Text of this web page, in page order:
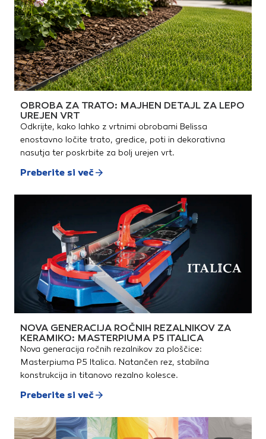
OBROBA ZA TRATO: MAJHEN DETAJL ZA LEPO
UREJEN VRT
Odkrijte, kako lahko z vrtnimi obrobami Belissa
enostavno ločite trato, gredice, poti in dekorativna
nasutja ter poskrbite za bolj urejen vrt.
Preberite si več
NOVA GENERACIJA ROČNIH REZALNIKOV ZA
KERAMIKO: MASTERPIUMA P5 ITALICA
Nova generacija ročnih rezalnikov za ploščice:
Masterpiuma P5 Italica. Natančen rez, stabilna
konstrukcija in titanovo rezalno kolesce.
Preberite si več